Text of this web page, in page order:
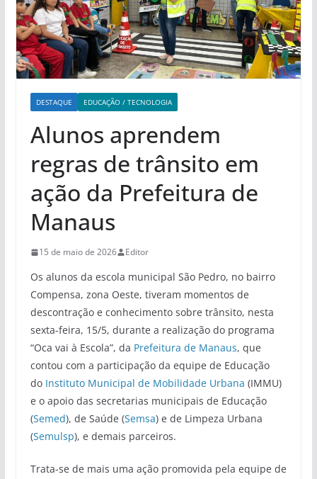
DESTAQUE EDUCAÇÃO / TECNOLOGIA
Alunos aprendem
regras de trânsito em
ação da Prefeitura de
Manaus
15 de maio de 2026 Editor
Os alunos da escola municipal São Pedro, no bairro
Compensa, zona Oeste, tiveram momentos de
descontração e conhecimento sobre trânsito, nesta
sexta-feira, 15/5, durante a realização do programa
“Oca vai à Escola”, da Prefeitura de Manaus, que
contou com a participação da equipe de Educação
do Instituto Municipal de Mobilidade Urbana (IMMU)
e o apoio das secretarias municipais de Educação
(Semed), de Saúde (Semsa) e de Limpeza Urbana
(Semulsp), e demais parceiros.
Trata-se de mais uma ação promovida pela equipe de